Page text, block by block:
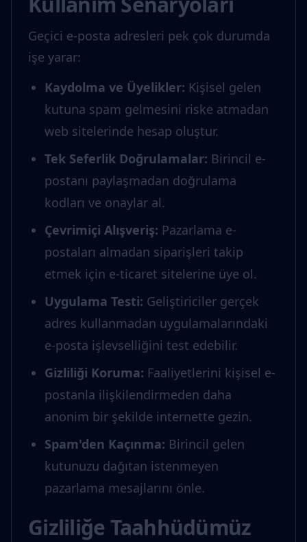
Geçici e-posta adresleri pek çok durumda
işe yarar:
Kaydolma ve Üyelikler: Kişisel gelen
kutuna spam gelmesini riske atmadan
web sitelerinde hesap oluştur.
Tek Seferlik Doğrulamalar: Birincil e-
postanı paylaşmadan doğrulama
kodları ve onaylar al.
Çevrimiçi Alışveriş: Pazarlama e-
postaları almadan siparişleri takip
etmek için e-ticaret sitelerine üye ol.
Uygulama Testi: Geliştiriciler gerçek
adres kullanmadan uygulamalarındaki
e-posta işlevselliğini test edebilir.
Gizliliği Koruma: Faaliyetlerini kişisel e-
postanla ilişkilendirmeden daha
anonim bir şekilde internette gezin.
Spam'den Kaçınma: Birincil gelen
kutunuzu dağıtan istenmeyen
pazarlama mesajlarını önle.
Gizliliğe Taahhüdümüz